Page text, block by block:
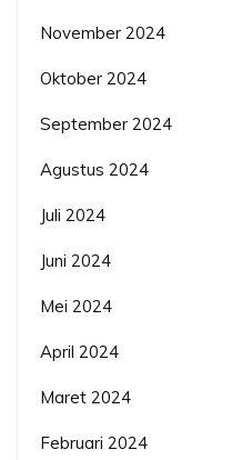
November 2024
Oktober 2024
September 2024
Agustus 2024
Juli 2024
Juni 2024
Mei 2024
April 2024
Maret 2024
Februari 2024